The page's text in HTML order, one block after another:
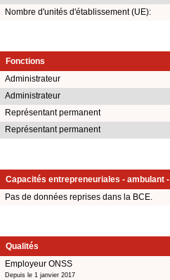
Nombre d'unités d'établissement (UE):
Fonctions
Administrateur
Administrateur
Représentant permanent
Représentant permanent
Capacités entrepreneuriales - ambulant
Pas de données reprises dans la BCE.
Qualités
Employeur ONSS
Depuis le 1 janvier 2017